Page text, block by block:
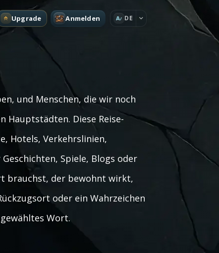
Upgrade Anmelden A DE
und Menschen, die wir noch
Hauptstädten. Diese Reise-
Hotels, Verkehrslinien,
Spiele, Blogs oder
brauchst, der bewohnt wirkt,
oder ein Wahrzeichen
Wort.